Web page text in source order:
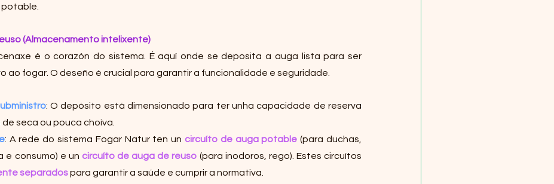
(Almacenamento intelixente)
é o corazón do sistema. É aquí onde se deposita a auga lista para ser
ao fogar. O deseño é crucial para garantir a funcionalidade e seguridade.
: O depósito está dimensionado para ter unha capacidade de reserva
seca ou pouca choiva.
: A rede do sistema Fogar Natur ten un circuíto de auga potable (para duchas,
e consumo) e un circuíto de auga de reuso (para inodoros, rego). Estes circuítos
separados para garantir a saúde e cumprir a normativa.